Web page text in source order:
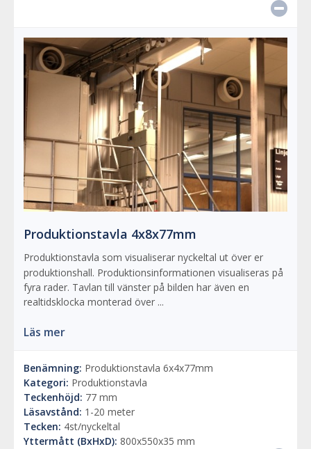
Produktionstavla 4x8x77mm
Produktionstavla som visualiserar nyckeltal ut över er
produktionshall. Produktionsinformationen visualiseras på
fyra rader. Tavlan till vänster på bilden har även en
realtidsklocka monterad över ...
Läs mer
Benämning: Produktionstavla 6x4x77mm
Kategori: Produktionstavla
Teckenhöjd: 77 mm
Läsavstånd: 1-20 meter
Tecken: 4st/nyckeltal
Yttermått (BxHxD): 800x550x35 mm